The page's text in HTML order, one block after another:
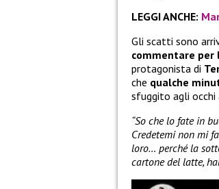
LEGGI ANCHE:
Gli scatti sono
commentare per
protagonista di
che qualche
sfuggito agli
“So che lo fate in
Credetemi non mi
loro… perché la
cartone del latte,